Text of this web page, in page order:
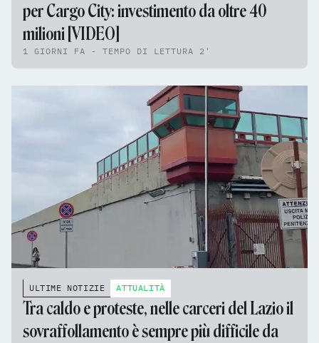
per Cargo City: investimento da oltre 40
milioni [VIDEO]
1 GIORNI FA - TEMPO DI LETTURA 2'
ULTIME NOTIZIE ATTUALITÀ
Tra caldo e proteste, nelle carceri del Lazio il
sovraffollamento è sempre più difficile da